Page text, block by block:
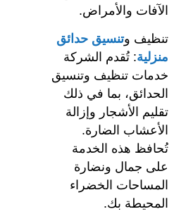
الآفات والأمراض.
تنظيف وتنسيق حدائق
منزلية: تُقدم الشركة
خدمات تنظيف وتنسيق
الحدائق، بما في ذلك
تقليم الأشجار وإزالة
الأعشاب الضارة.
تُحافظ هذه الخدمة
على جمال ونضارة
المساحات الخضراء
المحيطة بك.